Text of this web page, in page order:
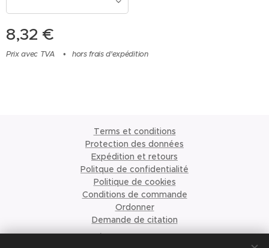
8,32 €
Prix avec TVA hors frais d'expédition
Terms et conditions
Protection des données
Expédition et retours
Politque de confidentialité
Politique de cookies
Conditions de commande
Ordonner
Demande de citation